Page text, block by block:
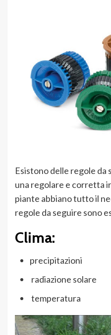
Esistono delle regole
una regolare e corretta
piante abbiano tutto il
regole da seguire sono
Clima:
precipitazioni
radiazione solare
temperatura